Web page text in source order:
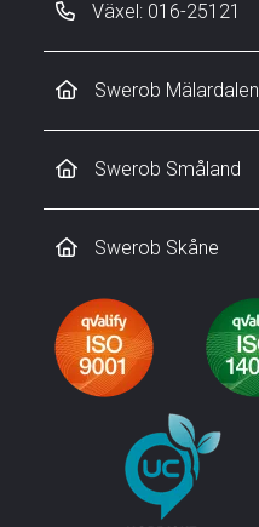
Växel: 016-25121
Swerob Mälardalen
Swerob Småland
Swerob Skåne